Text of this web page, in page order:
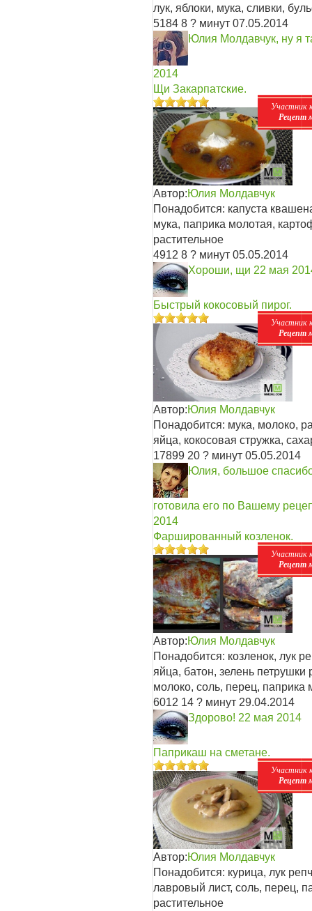
лук, яблоки, мука, сливки,
5184 8 ? минут 07.05.2014
Юлия Молдавчук, ну я
2014
Участник
Рецепт
Щи Закарпатские.
Автор:Юлия Молдавчук
Понадобится: капуста
мука, паприка молотая,
растительное
4912 8 ? минут 05.05.2014
Хороши, щи 22 мая
Участник
Рецепт
Быстрый кокосовый пирог.
Автор:Юлия Молдавчук
Понадобится: мука, молоко,
яйца, кокосовая стружка,
17899 20 ? минут 05.05.2014
Юлия, большое спасибо
готовила его по Вашему
2014
Участник
Рецепт
Фаршированный козленок.
Автор:Юлия Молдавчук
Понадобится: козленок, лук
яйца, батон, зелень петрушки
молоко, соль, перец, паприка
6012 14 ? минут 29.04.2014
Здорово! 22 мая 2014
Участник
Рецепт
Паприкаш на сметане.
Автор:Юлия Молдавчук
Понадобится: курица, лук
лавровый лист, соль, перец,
растительное